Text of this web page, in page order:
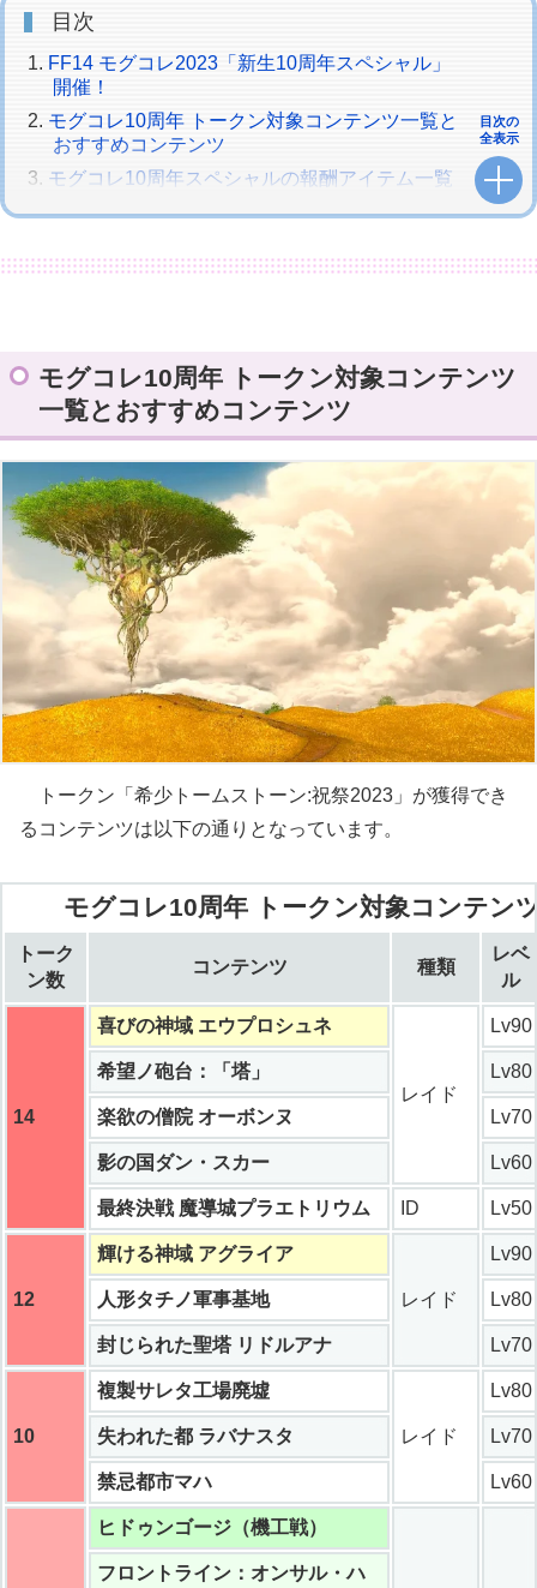
目次
FF14 モグコレ2023「新生10周年スペシャル」
開催！
モグコレ10周年 トークン対象コンテンツ一覧と
おすすめコンテンツ
モグコレ10周年スペシャルの報酬アイテム一覧
座標
目次の
全表示
モグコレ10周年 トークン対象コンテンツ
一覧とおすすめコンテンツ
トークン「希少トームストーン:祝祭2023」が獲得でき
るコンテンツは以下の通りとなっています。
モグコレ10周年 トークン対象コンテン
トーク
ン数
コンテンツ 種類
レベ
ル
14
喜びの神域 エウプロシュネ
レイド
Lv90
希望ノ砲台：「塔」 Lv80
楽欲の僧院 オーボンヌ Lv70
影の国ダン・スカー Lv60
最終決戦 魔導城プラエトリウム ID Lv50
12
輝ける神域 アグライア
レイド
Lv90
人形タチノ軍事基地 Lv80
封じられた聖塔 リドルアナ Lv70
10
複製サレタ工場廃墟
レイド
Lv80
失われた都 ラバナスタ Lv70
禁忌都市マハ Lv60
ヒドゥンゴージ（機工戦）
フロントライン：オンサル・ハ